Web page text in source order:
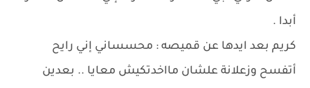
أبدا .
كريم بعد ايدها عن قميصه : محسساني إني رايح
أتفسح وزعلانة علشان مااخدتكيش معايا .. بعدين